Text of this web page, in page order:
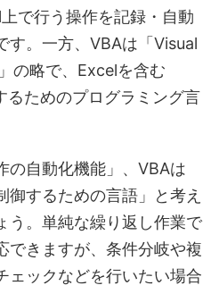
で行う操作を記録・自動
す。一方、VBAは「Visual
の略で、Excelを含む
ためのプログラミング言
の自動化機能」、VBAは
御するための言語」と考え
う。単純な繰り返し作業で
できますが、条件分岐や複
ェックなどを行いたい場合